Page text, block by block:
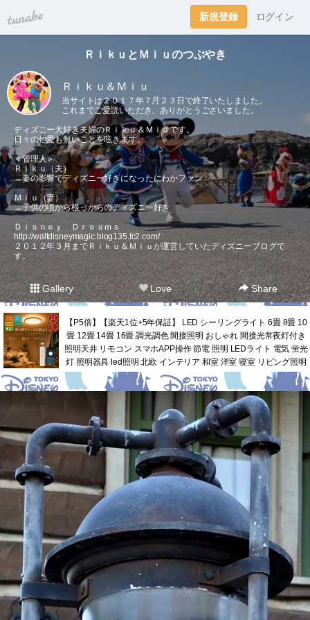
tuna.be 新規登録 ログイン
ＲｉｋｕとＭｉｕのつぶやき
Ｒｉｋｕ＆Ｍｉｕ
当サイトは２０１７年７月２３日で終了いたしました。
これまでご愛読いただき、ありがとうございました。
ディズニー大好き夫婦のＲｉｋｕ＆Ｍｉｕです。
日々の他愛も無いことを呟きます。
＜管理人＞
Ｒｉｋｕ（夫）
→妻の影響でディズニー好きになったにわかファン
Ｍｉｕ（妻）
→子供の頃から根っからのディズニー好き
Ｄｉｓｎｅｙ Ｄｒｅａｍｓ
http://waltdisneymagic.blog135.fc2.com/
２０１２年３月までＲｉｋｕ＆Ｍｉｕが運営していたディズニーブログで
す。
Gallery Love Share
【P5倍】【楽天1位+5年保証】 LED シーリングライト 6畳 8畳 10
畳 12畳 14畳 16畳 調光調色 間接照明 おしゃれ 間接光常夜灯付き
照明天井 リモコン スマホAPP操作 節電 照明 LEDライト 電気 蛍光
灯 照明器具 led照明 北欧 インテリア 和室 洋室 寝室 リビング照明